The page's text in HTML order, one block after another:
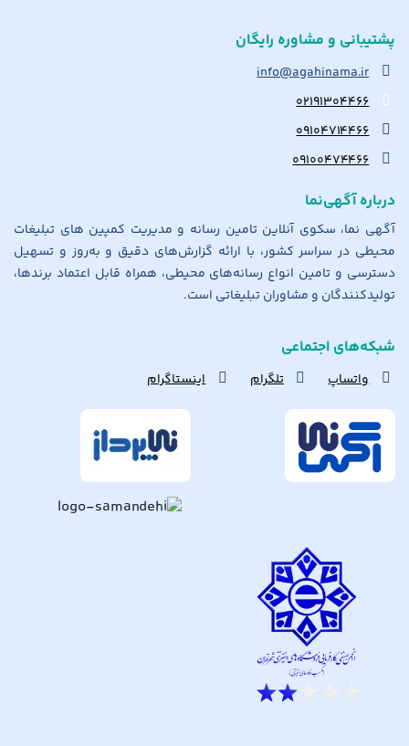
پشتیبانی و مشاوره رایگان
info@agahinama.ir
۰۲۱۹۱۳۰۴۴۶۶
۰۹۱۰۴۷۱۴۴۶۶
۰۹۱۰۰۴۷۴۴۶۶
درباره آگهی‌نما
آگهی نما، سکوی آنلاین تامین رسانه و مدیریت کمپین های تبلیغات
محیطی در سراسر کشور، با ارائه گزارش‌های دقیق و به‌روز و تسهیل
دسترسی و تامین انواع رسانه‌های محیطی، همراه قابل اعتماد برندها،
تولیدکنندگان و مشاوران تبلیغاتی است.
شبکه‌های اجتماعی
واتساپ تلگرام اینستاگرام